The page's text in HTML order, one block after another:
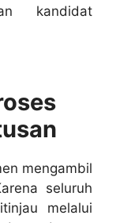
kandidat
mengambil
seluruh
melalui